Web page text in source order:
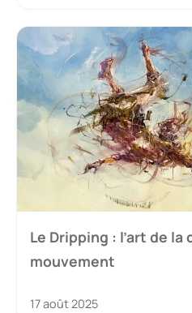
Le Dripping : l’art de la
mouvement
17 août 2025